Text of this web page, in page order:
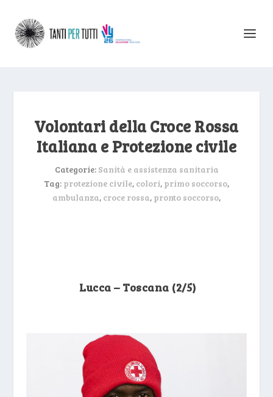
Volontari della Croce Rossa
Italiana e Protezione civile
Categorie: Sanità e assistenza sanitaria
Tag: protezione civile, colori, primo soccorso,
ambulanza, croce rossa, pronto soccorso,
Lucca – Toscana (2/5)